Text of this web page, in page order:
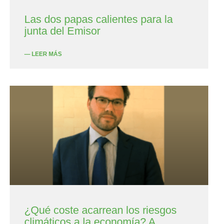
Las dos papas calientes para la
junta del Emisor
— LEER MÁS
¿Qué coste acarrean los riesgos